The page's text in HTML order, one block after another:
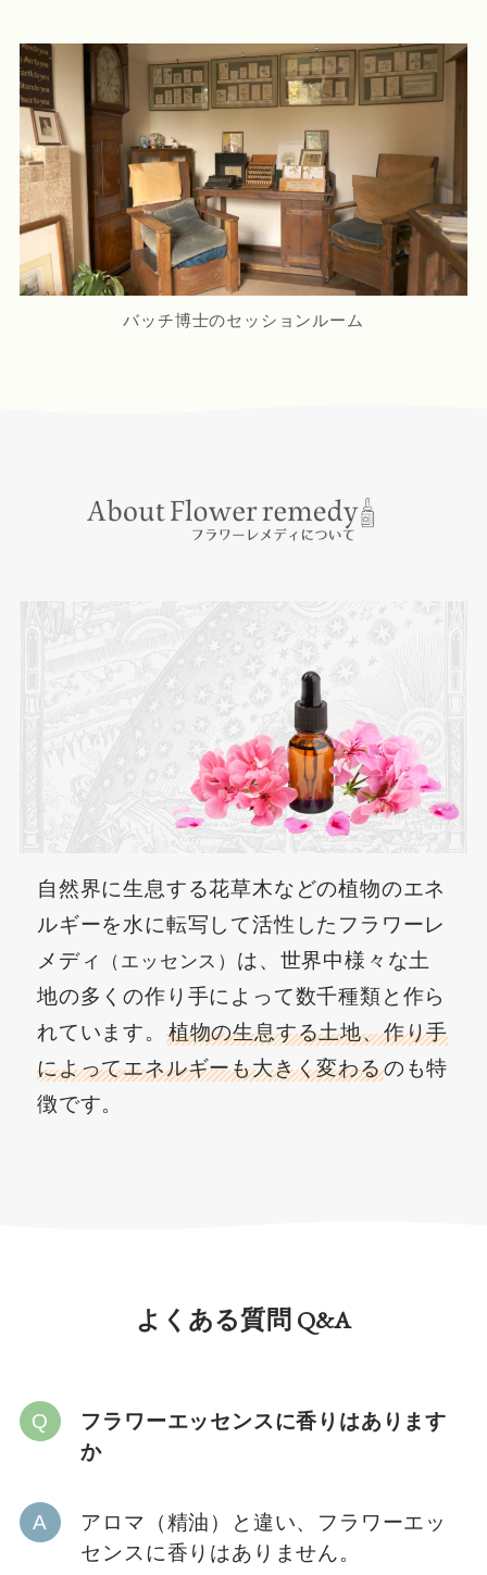
バッチ博士のセッションルーム
自然界に生息する花草木などの植物のエネ
ルギーを水に転写して活性したフラワーレ
メディ
（エッセンス） は、世界中様々な土
地の多くの作り手によって数千種類と作ら
れています。 植物の生息する土地、作り手
によってエネルギーも大きく変わるのも特
徴です。
よくある質問 Q&A
フラワーエッセンスに香りはあります
か
アロマ（精油）と違い、フラワーエッ
センスに香りはありません。